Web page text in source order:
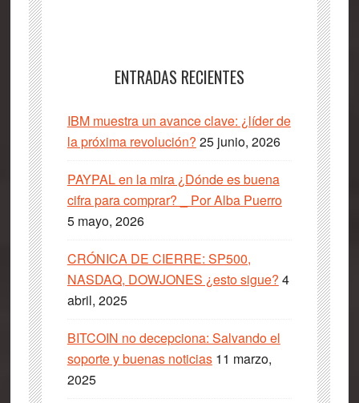
ENTRADAS RECIENTES
IBM muestra un avance clave: ¿líder de
la próxima revolución? 25 junio, 2026
PAYPAL en la mira ¿Dónde es buena
cifra para comprar? _ Por Alba Puerro
5 mayo, 2026
CRÓNICA DE CIERRE: SP500,
NASDAQ, DOWJONES ¿esto sigue? 4
abril, 2025
BITCOIN no decepciona: Salvando el
soporte y buenas noticias 11 marzo,
2025